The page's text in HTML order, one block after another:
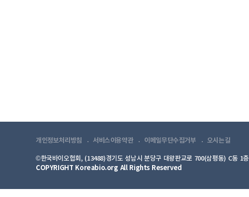
개인정보처리방침 서비스이용약관 이메일무단수집거부 오시는길
©한국바이오협회, (13488)경기도 성남시 분당구 대왕판교로 700(삼평동) C동 1층
COPYRIGHT Koreabio.org All Rights Reserved